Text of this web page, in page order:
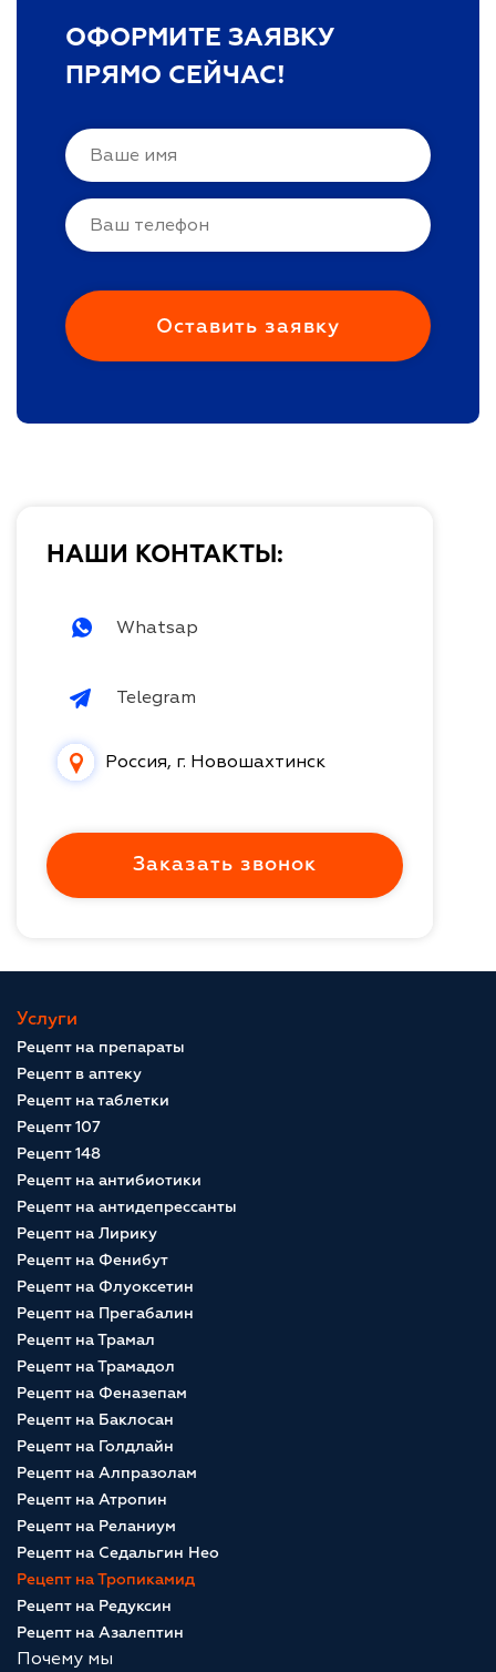
ОФОРМИТЕ ЗАЯВКУ
ПРЯМО СЕЙЧАС!
НАШИ КОНТАКТЫ:
Whatsap
Telegram
Россия, г. Новошахтинск
Заказать звонок
Услуги
Рецепт на препараты
Рецепт в аптеку
Рецепт на таблетки
Рецепт 107
Рецепт 148
Рецепт на антибиотики
Рецепт на антидепрессанты
Рецепт на Лирику
Рецепт на Фенибут
Рецепт на Флуоксетин
Рецепт на Прегабалин
Рецепт на Трамал
Рецепт на Трамадол
Рецепт на Феназепам
Рецепт на Баклосан
Рецепт на Голдлайн
Рецепт на Алпразолам
Рецепт на Атропин
Рецепт на Реланиум
Рецепт на Седальгин Нео
Рецепт на Тропикамид
Рецепт на Редуксин
Рецепт на Азалептин
Почему мы